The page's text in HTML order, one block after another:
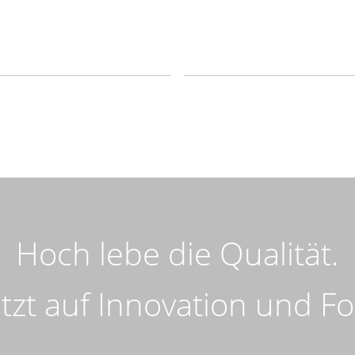
Hoch lebe die Qualität.
auf Innovation und